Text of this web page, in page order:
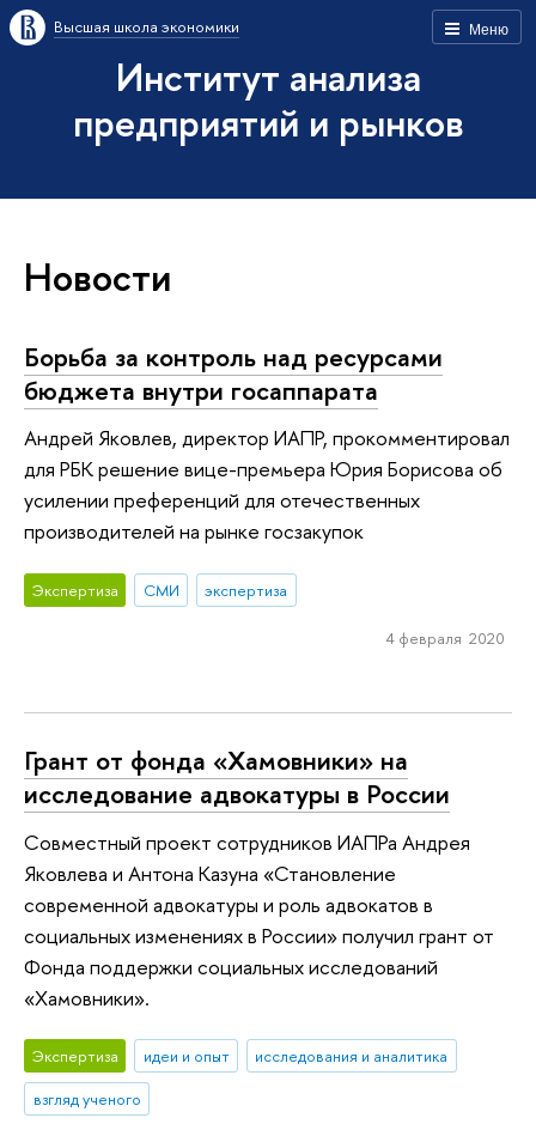
Меню
Высшая школа экономики
Институт анализа
предприятий и рынков
Новости
Борьба за контроль над ресурсами
бюджета внутри госаппарата
Андрей Яковлев, директор ИАПР, прокомментировал
для РБК решение вице-премьера Юрия Борисова об
усилении преференций для отечественных
производителей на рынке госзакупок
Экспертиза СМИ экспертиза
4 февраля 2020
Грант от фонда «Хамовники» на
исследование адвокатуры в России
Совместный проект сотрудников ИАПРа Андрея
Яковлева и Антона Казуна «Становление
современной адвокатуры и роль адвокатов в
социальных изменениях в России» получил грант от
Фонда поддержки социальных исследований
«Хамовники».
Экспертиза идеи и опыт
исследования и аналитика
взгляд ученого